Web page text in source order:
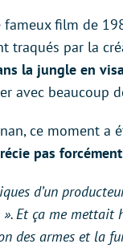
fameux film de
traqués par la
la jungle en
avec beaucoup
ce moment a
pas
d’un
». Et ça me mettait
des armes et la